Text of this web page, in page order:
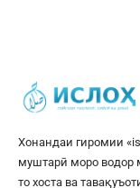
Хонандаи гиромии «
муштарӣ моро водор
то хоста ва